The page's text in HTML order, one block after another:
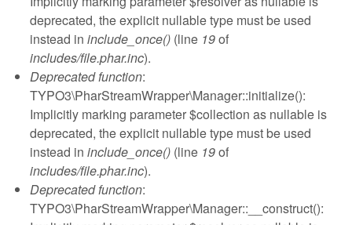
deprecated, the explicit nullable type must be used
instead in include_once() (line 19of
includes/file.phar.inc).
Deprecated function:
TYPO3\PharStreamWrapper\Manager::initialize():
Implicitly marking parameter $collection as nullable is
deprecated, the explicit nullable type must be used
instead in include_once() (line 19of
includes/file.phar.inc).
Deprecated function:
TYPO3\PharStreamWrapper\Manager::__construct():